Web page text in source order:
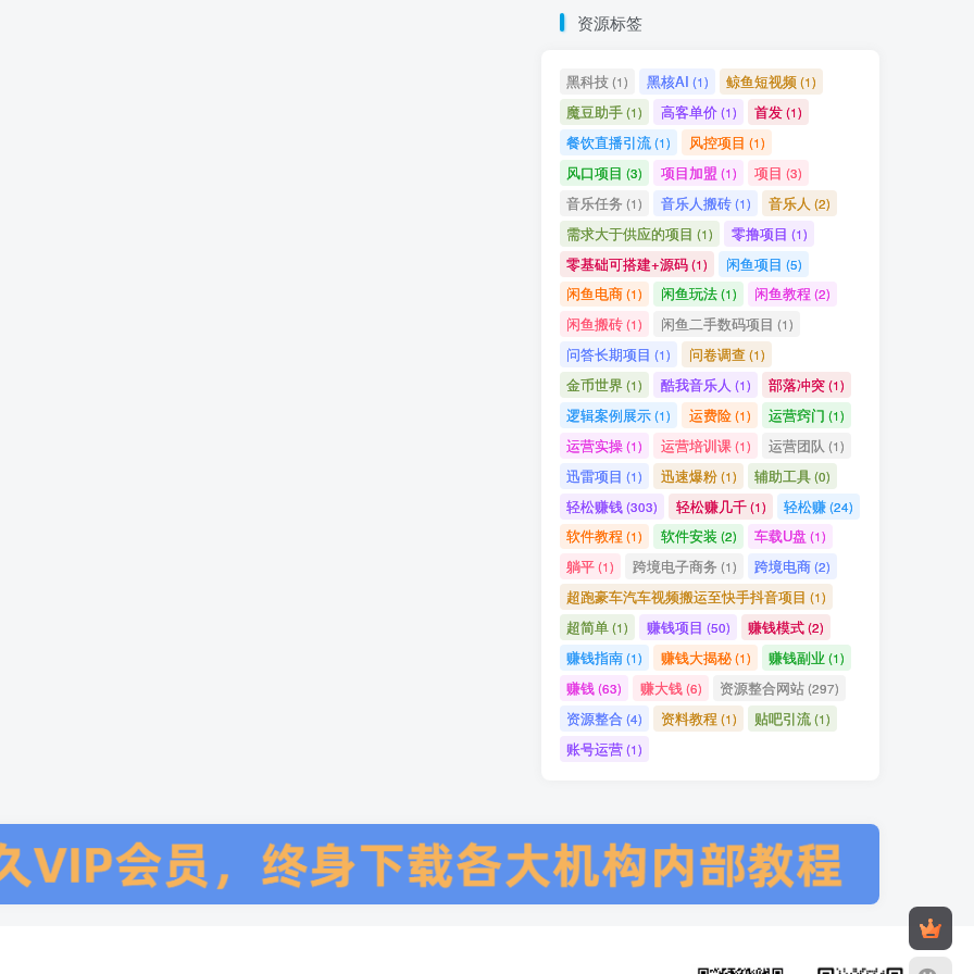
资源标签
黑科技(1) 黑核AI (1) 鲸鱼短视频(1)
魔豆助手(1) 高客单价(1) 首发(1)
餐饮直播引流(1) 风控项目 (1)
风口项目 (3) 项目加盟 (1) 项目 (3)
音乐任务 (1) 音乐人搬砖(1) 音乐人 (2)
需求大于供应的项目 (1) 零撸项目 (1)
零基础可搭建+源码(1) 闲鱼项目 (5)
闲鱼电商(1) 闲鱼玩法(1) 闲鱼教程 (2)
闲鱼搬砖(1) 闲鱼二手数码项目 (1)
问答长期项目 (1) 问卷调查(1)
金币世界(1) 酷我音乐人 (1) 部落冲突(1)
逻辑案例展示(1) 运费险(1) 运营窍门 (1)
运营实操(1) 运营培训课(1) 运营团队 (1)
迅雷项目 (1) 迅速爆粉(1) 辅助工具(0)
轻松赚钱(303) 轻松赚几千(1) 轻松赚(24)
软件教程 (1) 软件安装 (2) 车载U盘 (1)
躺平(1) 跨境电子商务 (1) 跨境电商(2)
超跑豪车汽车视频搬运至快手抖音项目 (1)
超简单(1) 赚钱项目 (50) 赚钱模式(2)
赚钱指南(1) 赚钱大揭秘(1) 赚钱副业 (1)
赚钱(63) 赚大钱(6) 资源整合网站(297)
资源整合(4) 资料教程 (1) 贴吧引流(1)
账号运营(1)